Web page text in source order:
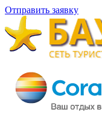
Отправить заявку